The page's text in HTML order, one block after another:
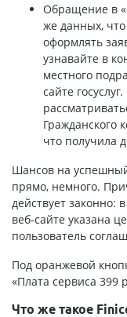
Обращение в
же данных,
оформлять
узнавайте в
местного
сайте
Гражданского
что получила
Шансов на
прямо, немного.
действует законно:
веб-сайте указана
пользователь
Под оранжевой
«Плата сервиса 399
Что же такое